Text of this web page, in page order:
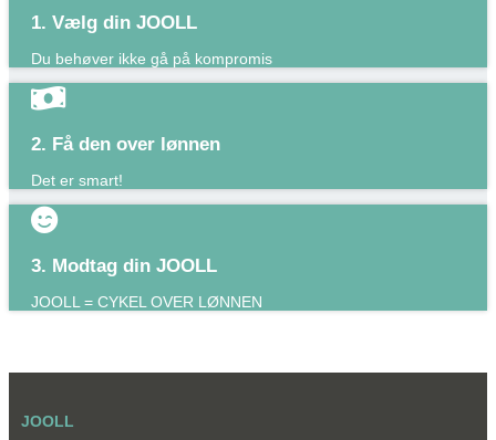
1. Vælg din JOOLL
Du behøver ikke gå på kompromis
2. Få den over lønnen
Det er smart!​
3. Modtag din JOOLL
JOOLL = CYKEL OVER LØNNEN
JOOLL